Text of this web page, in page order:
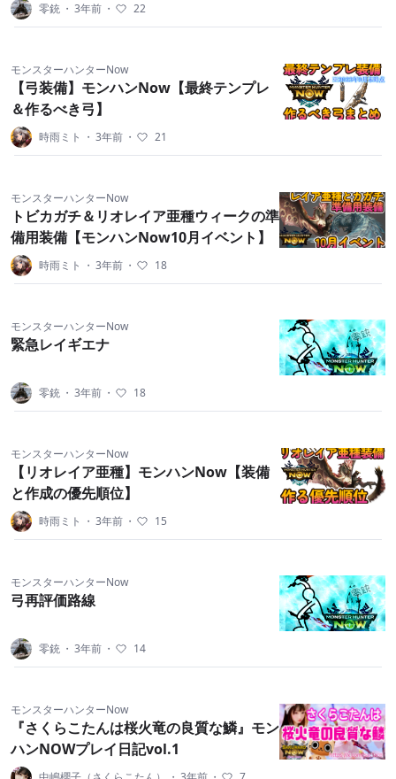
零銃 ・ 3年前 ・ 22
モンスターハンターNow
【弓装備】モンハンNow【最終テンプレ
＆作るべき弓】
時雨ミト ・ 3年前 ・ 21
モンスターハンターNow
トビカガチ＆リオレイア亜種ウィークの準
備用装備【モンハンNow10月イベント】
時雨ミト ・ 3年前 ・ 18
モンスターハンターNow
緊急レイギエナ
零銃 ・ 3年前 ・ 18
モンスターハンターNow
【リオレイア亜種】モンハンNow【装備
と作成の優先順位】
時雨ミト ・ 3年前 ・ 15
モンスターハンターNow
弓再評価路線
零銃 ・ 3年前 ・ 14
モンスターハンターNow
『さくらこたんは桜火竜の良質な鱗』モン
ハンNOWプレイ日記vol.1